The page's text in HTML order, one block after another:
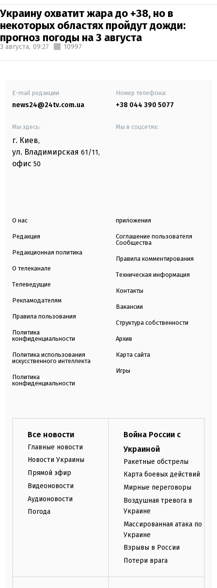
Украину охватит жара до +38, но в
некоторых областях пройдут дожди:
прогноз погоды на 3 августа
3 августа, 09:27 10997
E-mail редакции
news24@24tv.com.ua
Номер телефона:
+38 044 390 5077
Мы здесь:
г. Киев,
ул. Владимирская 61/11,
офис 50
Мы в соцсетях:
О нас
Редакция
Редакционная политика
О телеканале
Телеведущие
Рекламодателям
Правила пользования
Политика
конфиденциальности
Политика использования
искусственного интеллекта
Политика
конфиденциальности
приложения
Соглашение пользователя
Сообщества
Правила комментирования
Техническая информация
Контакты
Вакансии
Структура собственности
Архив
Карта сайта
Игры
Все новости
Главные новости
Новости Украины
Прямой эфир
Видеоновости
Аудионовости
Погода
Война России с
Украиной
Ракетные обстрелы
Карта боевых действий
Мирные переговоры
Воздушная тревога в
Украине
Массированная атака по
Украине
Взрывы в России
Потери врага